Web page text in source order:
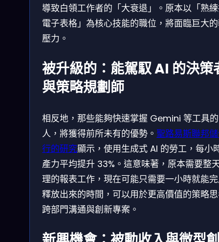
導致白領工作者的「大衰退」。原本以「熟
電子表格」為核心技能的職位，將面臨巨大
壓力。
被升級的：能駕馭 AI 的決策
與策略規劃師
相反地，那些能夠快速掌握 Gemini 等工具的
人，將獲得前所未有的優勢。 聖路易斯聯邦
行的研究顯示，使用生成式 AI 的勞工，每小
產力平均提升 33%。這意味著，原本需要整
理的報表工作，現在可能只需要一小時就能
釋放出來的時間，可以用於更高價值的策略
跨部門溝通與創新專案。